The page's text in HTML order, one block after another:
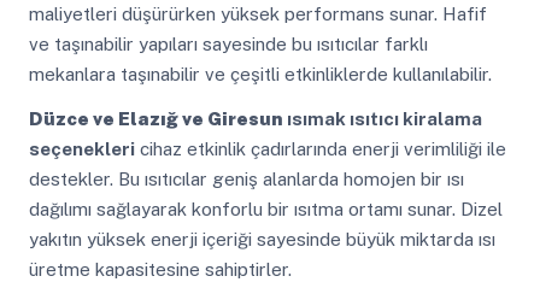
maliyetleri düşürürken yüksek performans sunar. Hafif
ve taşınabilir yapıları sayesinde bu ısıtıcılar farklı
mekanlara taşınabilir ve çeşitli etkinliklerde kullanılabilir.
Düzce ve Elazığ ve Giresun ısımak ısıtıcı kiralama
seçeneklericihaz etkinlik çadırlarında enerji verimliliği ile
destekler. Bu ısıtıcılar geniş alanlarda homojen bir ısı
dağılımı sağlayarak konforlu bir ısıtma ortamı sunar. Dizel
yakıtın yüksek enerji içeriği sayesinde büyük miktarda ısı
üretme kapasitesine sahiptirler.